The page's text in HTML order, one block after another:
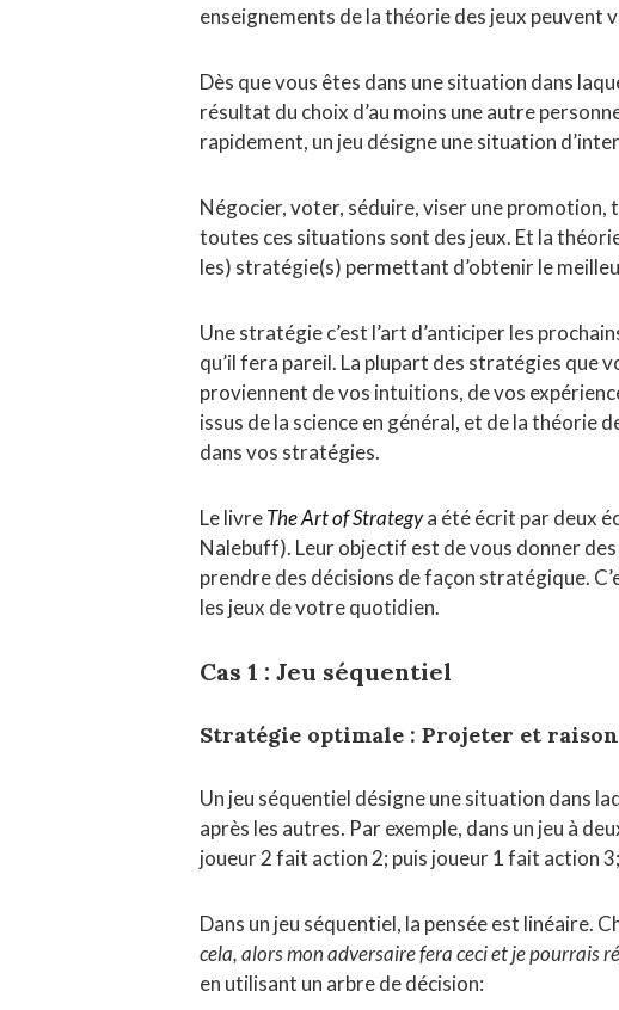
enseignements de la théorie des jeux peuvent
Dès que vous êtes dans une situation dans
résultat du choix d’au moins une autre
rapidement, un jeu désigne une situation
Négocier, voter, séduire, viser une promotion,
toutes ces situations sont des jeux. Et la
les) stratégie(s) permettant d’obtenir le
Une stratégie c’est l’art d’anticiper les
qu’il fera pareil. La plupart des stratégies que
proviennent de vos intuitions, de vos
issus de la science en général, et de la théorie
dans vos stratégies.
Le livreThe Art of Strategya été écrit par deux
Nalebuff). Leur objectif est de vous donner des
prendre des décisions de façon stratégique.
les jeux de votre quotidien.
Cas 1 : Jeu séquentiel
Stratégie optimale : Projeter et
Un jeu séquentiel désigne une situation dans
après les autres. Par exemple, dans un jeu à
joueur 2 fait action 2; puis joueur 1 fait action
Dans un jeu séquentiel, la pensée est linéaire.
cela, alors mon adversaire fera ceci et je pourrais
en utilisant un arbre de décision: